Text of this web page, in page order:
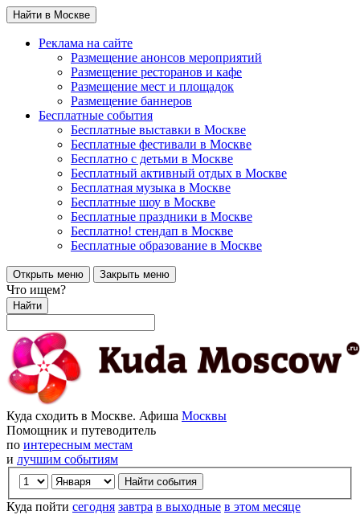
Найти в Москве
Реклама на сайте
Размещение анонсов мероприятий
Размещение ресторанов и кафе
Размещение мест и площадок
Размещение баннеров
Бесплатные события
Бесплатные выставки в Москве
Бесплатные фестивали в Москве
Бесплатно с детьми в Москве
Бесплатный активный отдых в Москве
Бесплатная музыка в Москве
Бесплатные шоу в Москве
Бесплатные праздники в Москве
Бесплатно! стендап в Москве
Бесплатные образование в Москве
Открыть меню Закрыть меню
Что ищем?
Найти
Куда сходить в Москве. Афиша Москвы
Помощник и путеводитель
по интересным местам
и лучшим событиям
Куда пойти сегодня завтра в выходные в этом месяце